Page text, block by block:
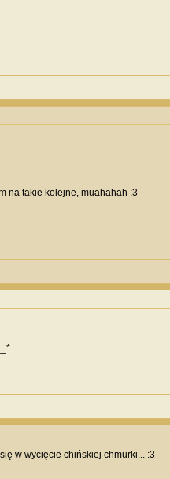
na takie kolejne, muahahah :3
w wycięcie chińskiej chmurki... :3